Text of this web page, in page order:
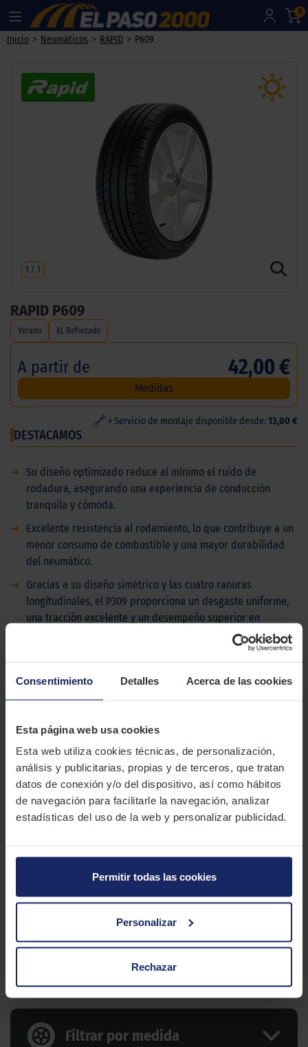
Consentimiento Detalles Acerca de las cookies
Esta página web usa cookies
Esta web utiliza cookies técnicas, de personalización,
análisis y publicitarias, propias y de terceros, que tratan
datos de conexión y/o del dispositivo, así como hábitos
de navegación para facilitarle la navegación, analizar
estadísticas del uso de la web y personalizar publicidad.
Permitir todas las cookies
Personalizar
Rechazar
0
Inicio > Neumáticos > RAPID > P609
1 / 1
RAPID P609
Verano XL Reforzado
A partir de 42,00 €
Medidas
+ Servicio de montaje disponible desde: 13,00 €
DESTACAMOS
➜
Su diseño optimizado reduce al mínimo el ruido de
rodadura, asegurando una experiencia de conducción
tranquila y cómoda.
➜
Excelente resistencia al rodamiento, lo que contribuye a un
menor consumo de combustible y una mayor durabilidad
del neumático.
➜
Gracias a su diseño simétrico y las cuatro ranuras
longitudinales, el P309 proporciona un desgaste uniforme,
una tracción excelente y un desempeño superior en
frenado, tanto en condiciones secas como mojadas.
RAPID P609
circulan por la ciudad y entornos urbanos, ofreciendo un
rendimiento excepcional a un precio accesible. Es una opción
requerida cuando lo que se desea es una rodadura suave,
estabilidad y duración.
CARACTERÍSTICAS TÉCNICAS
P609
Estación
Verano
10 MEDIDAS PARA EL NEUMÁTICO
Filtrar por medida